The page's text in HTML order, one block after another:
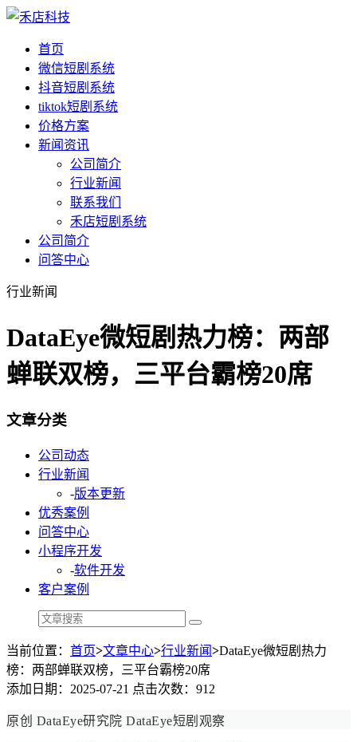
首页
微信短剧系统
抖音短剧系统
tiktok短剧系统
价格方案
新闻资讯
公司简介
行业新闻
联系我们
禾店短剧系统
公司简介
问答中心
行业新闻
DataEye微短剧热力榜：两部
蝉联双榜，三平台霸榜20席
文章分类
公司动态
行业新闻
-版本更新
优秀案例
问答中心
小程序开发
-软件开发
客户案例
当前位置： 首页>文章中心>行业新闻>DataEye微短剧热力
榜：两部蝉联双榜，三平台霸榜20席
添加日期：2025-07-21 点击次数：912
原创 DataEye研究院 DataEye短剧观察